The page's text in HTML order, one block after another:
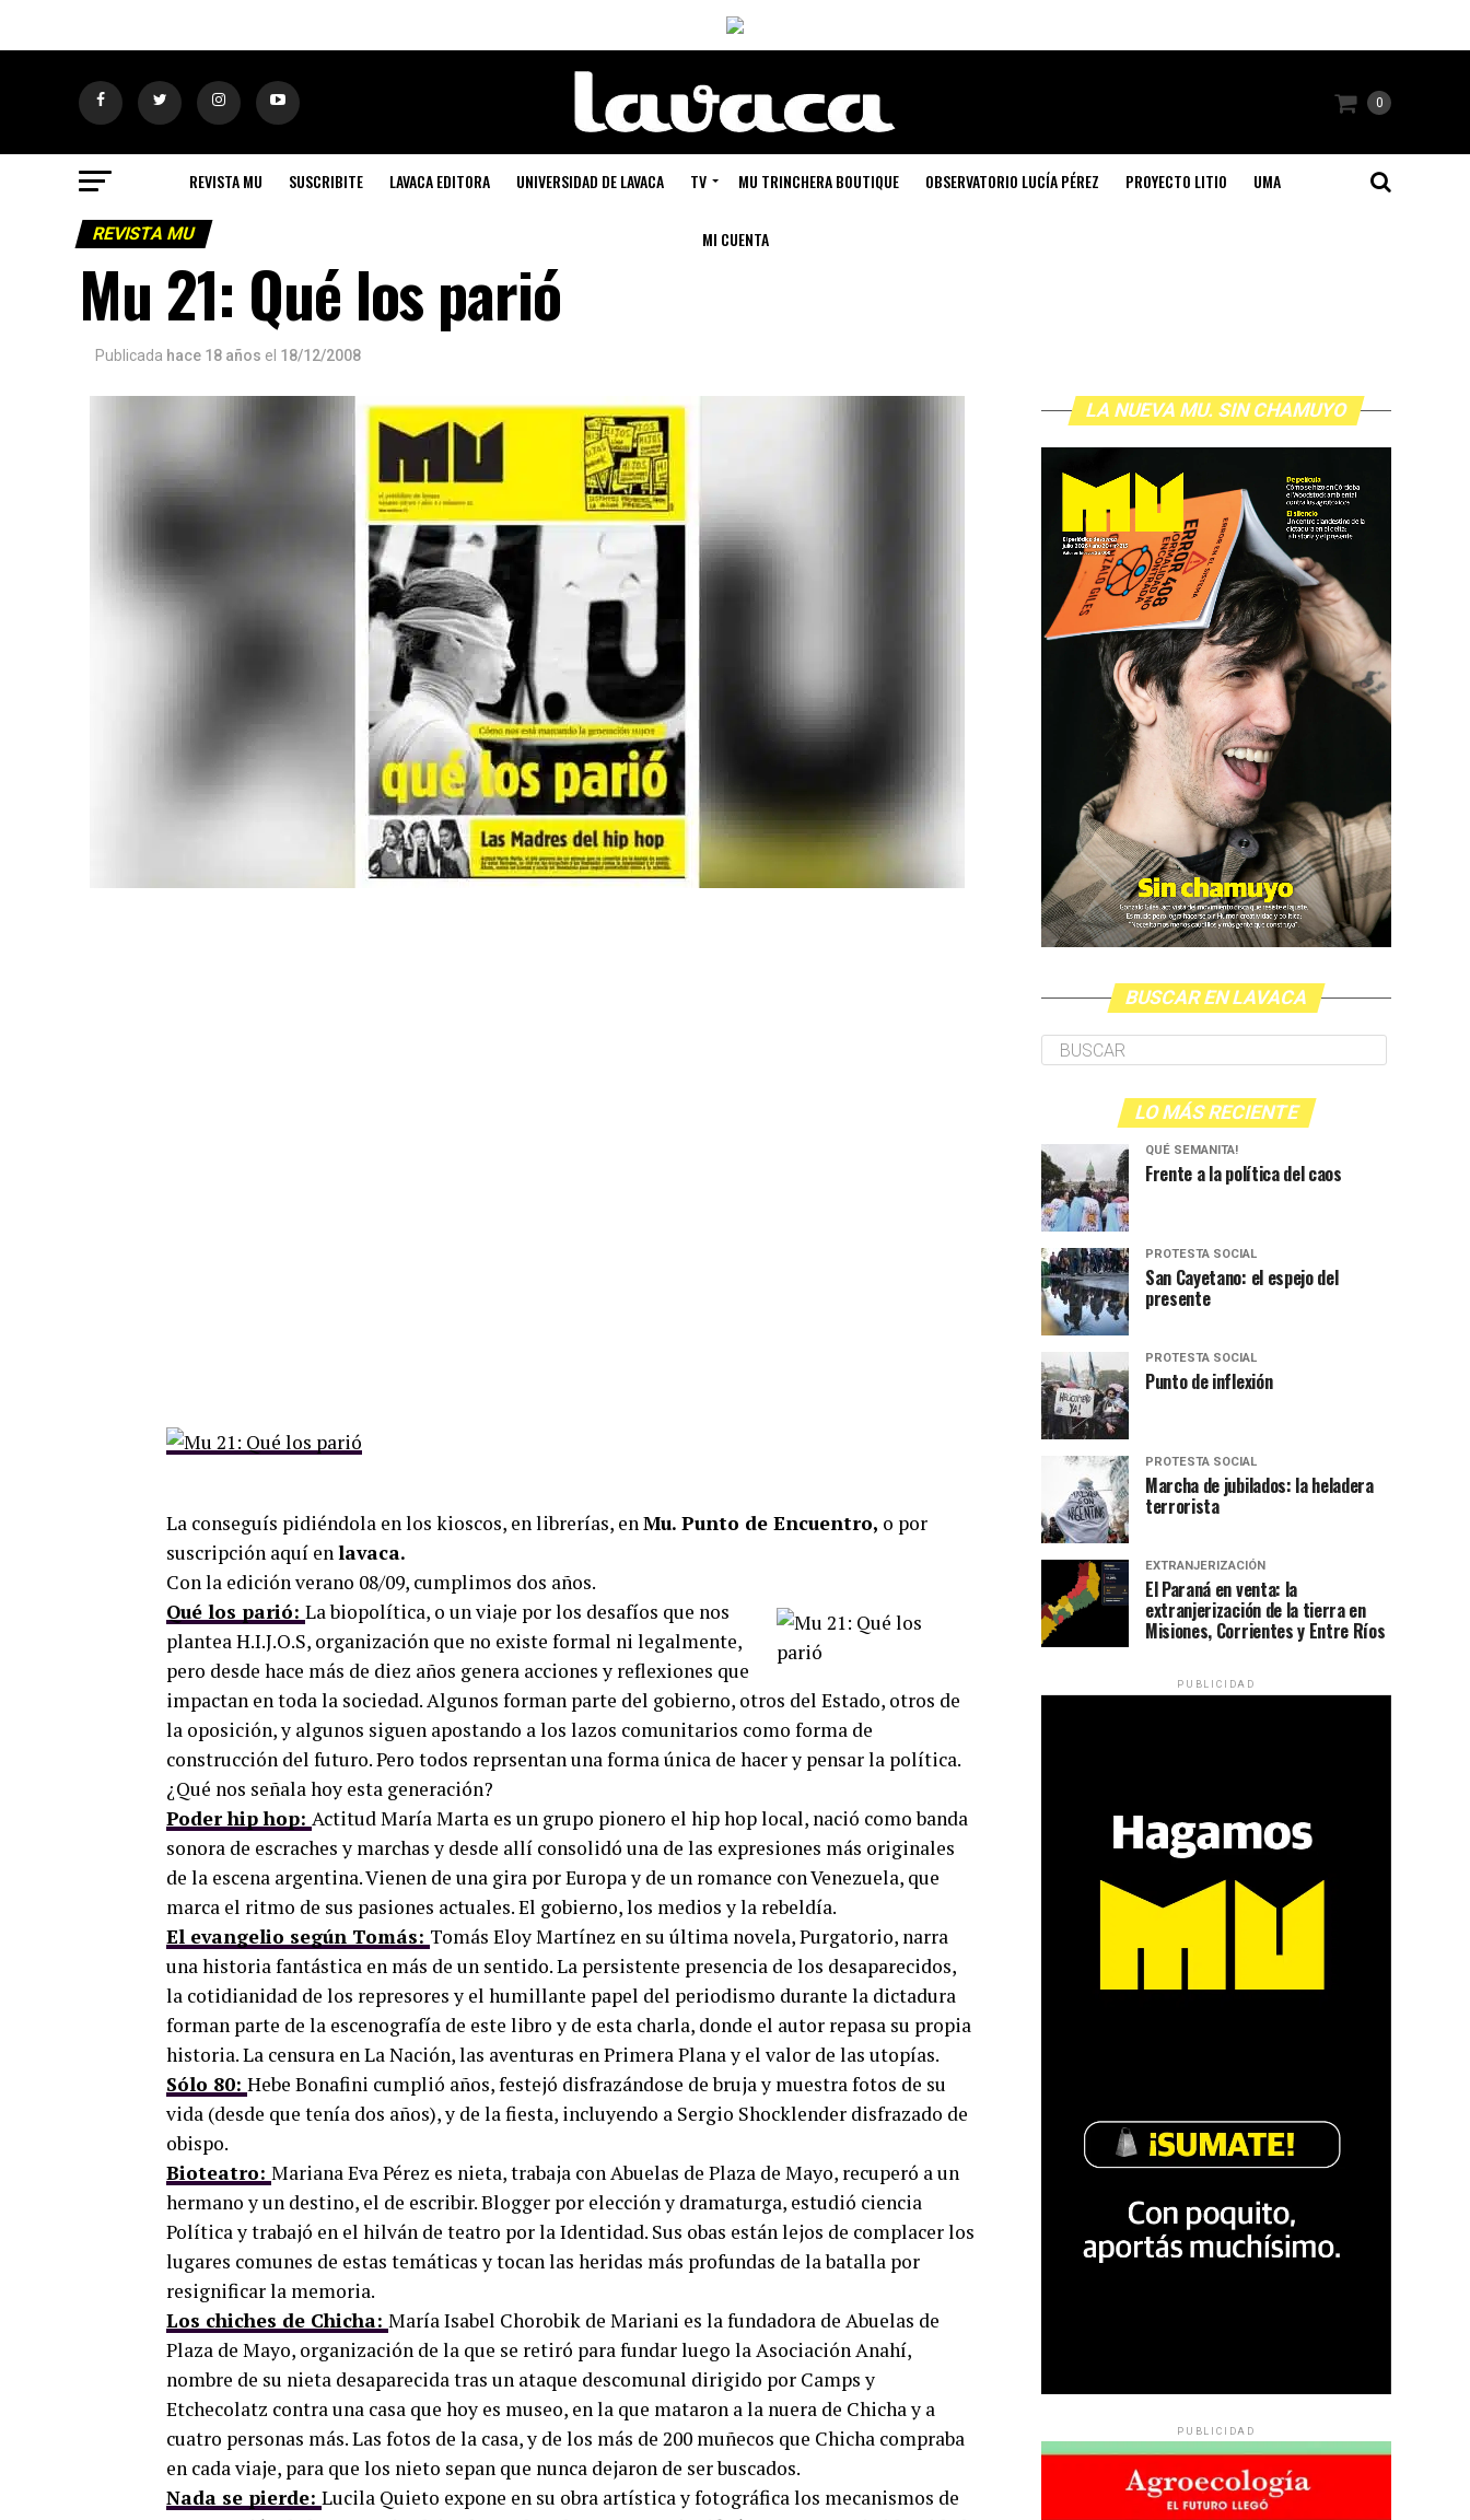
0
REVISTA MU SUSCRIBITE LAVACA EDITORA UNIVERSIDAD DE LAVACA TV MU TRINCHERA BOUTIQUE OBSERVATORIO LUCÍA PÉREZ PROYECTO LITIO UMA
MI CUENTA
REVISTA MU
Mu 21: Qué los parió
Publicada hace 18 años el 18/12/2008
La conseguís pidiéndola en los kioscos, en librerías, enMu. Punto de Encuentro, o por
suscripción aquí enlavaca.
Con la edición verano 08/09, cumplimos dos años.
Qué los parió: La biopolítica, o un viaje por los desafíos que nos
plantea H.I.J.O.S, organización que no existe formal ni legalmente,
pero desde hace más de diez años genera acciones y reflexiones que
impactan en toda la sociedad. Algunos forman parte del gobierno, otros del Estado, otros de
la oposición, y algunos siguen apostando a los lazos comunitarios como forma de
construcción del futuro. Pero todos reprsentan una forma única de hacer y pensar la política.
¿Qué nos señala hoy esta generación?
Poder hip hop: Actitud María Marta es un grupo pionero el hip hop local, nació como banda
sonora de escraches y marchas y desde allí consolidó una de las expresiones más originales
de la escena argentina. Vienen de una gira por Europa y de un romance con Venezuela, que
marca el ritmo de sus pasiones actuales. El gobierno, los medios y la rebeldía.
El evangelio según Tomás: Tomás Eloy Martínez en su última novela, Purgatorio, narra
una historia fantástica en más de un sentido. La persistente presencia de los desaparecidos,
la cotidianidad de los represores y el humillante papel del periodismo durante la dictadura
forman parte de la escenografía de este libro y de esta charla, donde el autor repasa su propia
historia. La censura en La Nación, las aventuras en Primera Plana y el valor de las utopías.
Sólo 80: Hebe Bonafini cumplió años, festejó disfrazándose de bruja y muestra fotos de su
vida (desde que tenía dos años), y de la fiesta, incluyendo a Sergio Shocklender disfrazado de
obispo.
Bioteatro: Mariana Eva Pérez es nieta, trabaja con Abuelas de Plaza de Mayo, recuperó a un
hermano y un destino, el de escribir. Blogger por elección y dramaturga, estudió ciencia
Política y trabajó en el hilván de teatro por la Identidad. Sus obas están lejos de complacer los
lugares comunes de estas temáticas y tocan las heridas más profundas de la batalla por
resignificar la memoria.
Los chiches de Chicha: María Isabel Chorobik de Mariani es la fundadora de Abuelas de
Plaza de Mayo, organización de la que se retiró para fundar luego la Asociación Anahí,
nombre de su nieta desaparecida tras un ataque descomunal dirigido por Camps y
Etchecolatz contra una casa que hoy es museo, en la que mataron a la nuera de Chicha y a
cuatro personas más. Las fotos de la casa, y de los más de 200 muñecos que Chicha compraba
en cada viaje, para que los nieto sepan que nunca dejaron de ser buscados.
Nada se pierde: Lucila Quieto expone en su obra artística y fotográfica los mecanismos de
LA NUEVA MU. SIN CHAMUYO
BUSCAR EN LAVACA
LO MÁS RECIENTE
QUÉ SEMANITA!
Frente a la política del caos
PROTESTA SOCIAL
San Cayetano: el espejo del
presente
PROTESTA SOCIAL
Punto de inflexión
PROTESTA SOCIAL
Marcha de jubilados: la heladera
terrorista
EXTRANJERIZACIÓN
El Paraná en venta: la
extranjerización de la tierra en
Misiones, Corrientes y Entre Ríos
PUBLICIDAD
PUBLICIDAD